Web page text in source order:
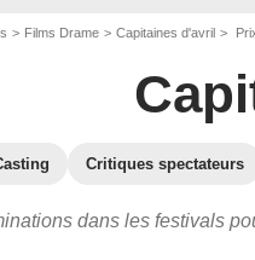
Films Drame Capitaines d'avril
Critiques spectateurs
dans les festivals